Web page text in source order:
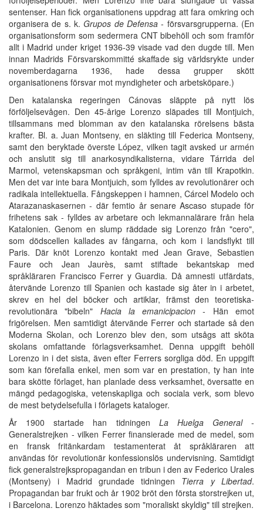
sentenser. Han fick organisationens uppdrag att fara omkring och
organisera de s. k.Grupos de Defensa - försvarsgrupperna. (En
organisationsform som sedermera CNT bibehöll och som framför
allt i Madrid under kriget 1936-39 visade vad den dugde till. Men
innan Madrids Försvarskommitté skaffade sig världsrykte under
novemberdagarna 1936, hade dessa grupper skött
organisationens försvar mot myndigheter och arbetsköpare.)
Den katalanska regeringen Cánovas släppte på nytt lös
förföljelsevågen. Den 45-årige Lorenzo släpades till Montjuich,
tillsammans med blomman av den katalanska rörelsens bästa
krafter. Bl. a. Juan Montseny, en släkting till Federica Montseny,
samt den beryktade överste López, vilken tagit avsked ur armén
och anslutit sig till anarkosyndikalisterna, vidare Tárrida del
Marmol, vetenskapsman och språkgeni, intim vän till Krapotkin.
Men det var inte bara Montjuich, som fylldes av revolutionärer och
radikala intellektuella. Fångskeppen i hamnen, Cárcel Modelo och
Atarazanaskasernen - där femtio år senare Ascaso stupade för
frihetens sak - fylldes av arbetare och lekmannalärare från hela
Katalonien. Genom en slump räddade sig Lorenzo från "cero",
som dödscellen kallades av fångarna, och kom i landsflykt till
Paris. Där knöt Lorenzo kontakt med Jean Grave, Sebastien
Faure och Jean Jaurès, samt stiftade bekantskap med
språkläraren Francisco Ferrer y Guardia. Då amnesti utfärdats,
återvände Lorenzo till Spanien och kastade sig åter in i arbetet,
skrev en hel del böcker och artiklar, främst den teoretiska-
revolutionära "bibeln" Hacia la emanicipacion - Hän emot
frigörelsen. Men samtidigt återvände Ferrer och startade så den
Moderna Skolan, och Lorenzo blev den, som utsågs att sköta
skolans omfattande förlagsverksamhet. Denna uppgift behöll
Lorenzo in i det sista, även efter Ferrers sorgliga död. En uppgift
som kan förefalla enkel, men som var en prestation, ty han inte
bara skötte förlaget, han planlade dess verksamhet, översatte en
mängd pedagogiska, vetenskapliga och sociala verk, som blevo
de mest betydelsefulla i förlagets kataloger.
År 1900 startade han tidningen La Huelga General-
Generalstrejken - vilken Ferrer finansierade med de medel, som
en fransk fritänkardam testamenterat åt språkläraren att
användas för revolutionär konfessionslös undervisning. Samtidigt
fick generalstrejkspropagandan en tribun i den av Federico Urales
(Montseny) i Madrid grundade tidningen Tierra y Libertad.
Propagandan bar frukt och år 1902 bröt den första storstrejken ut,
i Barcelona. Lorenzo häktades som "moraliskt skyldig" till strejken.